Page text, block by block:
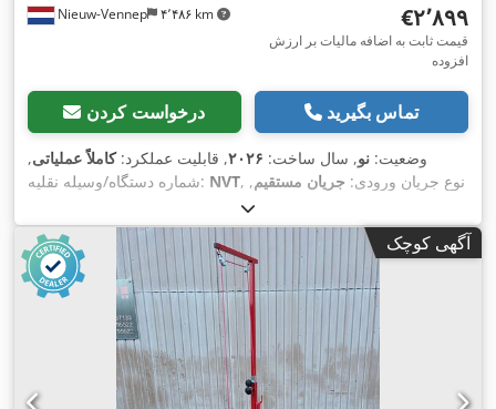
Nieuw-Vennep ۴٬۴۸۶ km ‎€۲٬۸۹۹
قیمت ثابت به اضافه مالیات بر ارزش
افزوده
درخواست کردن تماس بگیرید
وضعیت: نو, سال ساخت: ۲۰۲۶, قابلیت عملکرد:کاملاً عملیاتی,
شماره دستگاه/وسیله نقلیه: NVT , نوع جریان ورودی: جریان مستقیم,
, وزن کل:
(حداکثر):۳۰٬۰۰۰ g , ولتاژ ورودی:۲۲۰ V , فشار:۲ میله
, ظرفیت
مخزن:۳۰ ل آگهی کوچک